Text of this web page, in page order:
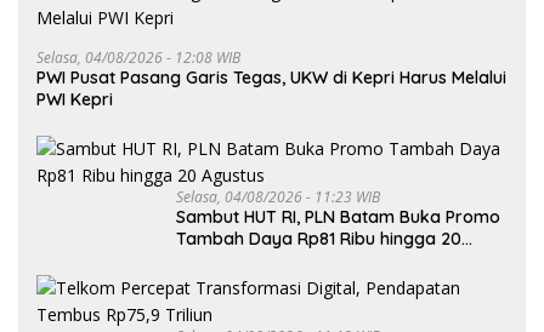
Selasa, 04/08/2026 - 12:08 WIB
PWI Pusat Pasang Garis Tegas, UKW di Kepri Harus Melalui
PWI Kepri
Selasa, 04/08/2026 - 11:23 WIB
Sambut HUT RI, PLN Batam Buka Promo
Tambah Daya Rp81 Ribu hingga 20